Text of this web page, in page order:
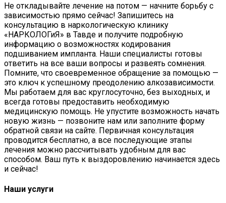
Не откладывайте лечение на потом — начните борьбу с
зависимостью прямо сейчас! Запишитесь на
консультацию в наркологическую клинику
«НАРКОЛОГиЯ» в Тавде и получите подробную
информацию о возможностях кодирования
подшиванием импланта. Наши специалисты готовы
ответить на все ваши вопросы и развеять сомнения.
Помните, что своевременное обращение за помощью —
это ключ к успешному преодолению алкозависимости.
Мы работаем для вас круглосуточно, без выходных, и
всегда готовы предоставить необходимую
медицинскую помощь. Не упустите возможность начать
новую жизнь — позвоните нам или заполните форму
обратной связи на сайте. Первичная консультация
проводится бесплатно, а все последующие этапы
лечения можно рассчитывать удобным для вас
способом. Ваш путь к выздоровлению начинается здесь
и сейчас!
Наши услуги